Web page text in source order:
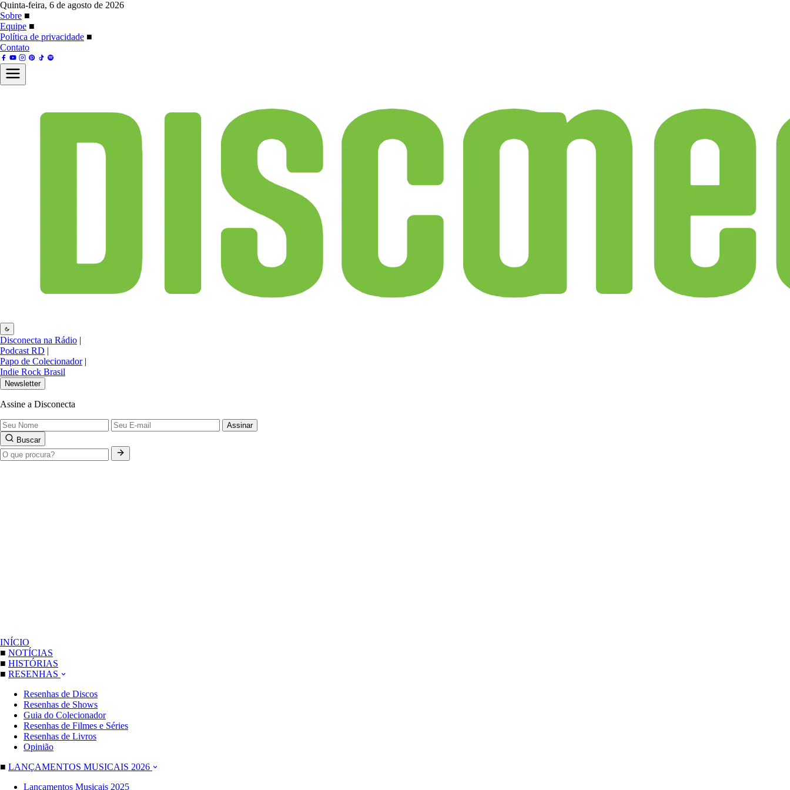
Quinta-feira, 6 de agosto de 2026
Sobre ■
Equipe ■
Política de privacidade ■
Contato
Disconecta na Rádio |
Podcast RD |
Papo de Colecionador |
Indie Rock Brasil
Newsletter
Assine a Disconecta
Assinar
Buscar
INÍCIO
■ NOTÍCIAS
■ HISTÓRIAS
■ RESENHAS
Resenhas de Discos
Resenhas de Shows
Guia do Colecionador
Resenhas de Filmes e Séries
Resenhas de Livros
Opinião
■ LANÇAMENTOS MUSICAIS 2026
Lançamentos Musicais 2025